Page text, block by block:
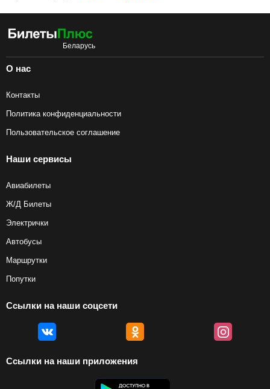
О нас
Контакты
Политика конфиденциальности
Пользовательское соглашение
Наши сервисы
Авиабилеты
Ж/Д Билеты
Электрички
Автобусы
Маршрутки
Попутки
Ссылки на наши соцсети
Ссылки на наши приложения